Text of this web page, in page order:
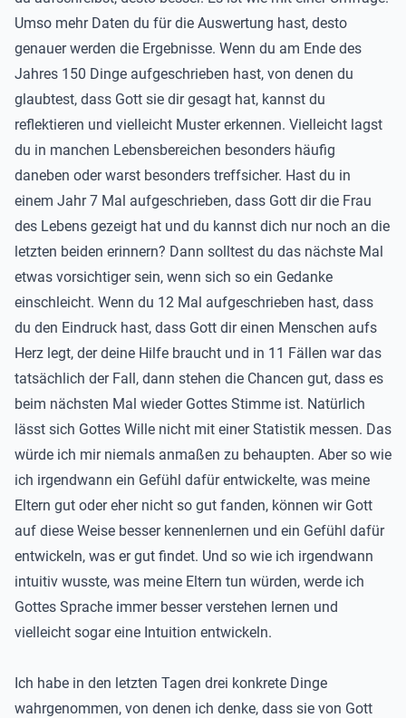
Umso mehr Daten du für die Auswertung hast, desto
genauer werden die Ergebnisse. Wenn du am Ende des
Jahres 150 Dinge aufgeschrieben hast, von denen du
glaubtest, dass Gott sie dir gesagt hat, kannst du
reflektieren und vielleicht Muster erkennen. Vielleicht lagst
du in manchen Lebensbereichen besonders häufig
daneben oder warst besonders treffsicher. Hast du in
einem Jahr 7 Mal aufgeschrieben, dass Gott dir die Frau
des Lebens gezeigt hat und du kannst dich nur noch an die
letzten beiden erinnern? Dann solltest du das nächste Mal
etwas vorsichtiger sein, wenn sich so ein Gedanke
einschleicht. Wenn du 12 Mal aufgeschrieben hast, dass
du den Eindruck hast, dass Gott dir einen Menschen aufs
Herz legt, der deine Hilfe braucht und in 11 Fällen war das
tatsächlich der Fall, dann stehen die Chancen gut, dass es
beim nächsten Mal wieder Gottes Stimme ist. Natürlich
lässt sich Gottes Wille nicht mit einer Statistik messen. Das
würde ich mir niemals anmaßen zu behaupten. Aber so wie
ich irgendwann ein Gefühl dafür entwickelte, was meine
Eltern gut oder eher nicht so gut fanden, können wir Gott
auf diese Weise besser kennenlernen und ein Gefühl dafür
entwickeln, was er gut findet. Und so wie ich irgendwann
intuitiv wusste, was meine Eltern tun würden, werde ich
Gottes Sprache immer besser verstehen lernen und
vielleicht sogar eine Intuition entwickeln.
Ich habe in den letzten Tagen drei konkrete Dinge
wahrgenommen, von denen ich denke, dass sie von Gott